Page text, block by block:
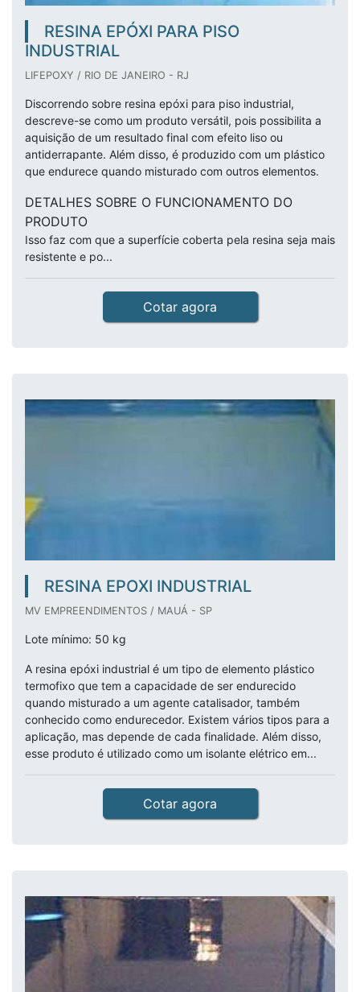
RESINA EPÓXI PARA PISO
INDUSTRIAL
LIFEPOXY / RIO DE JANEIRO - RJ
Discorrendo sobre resina epóxi para piso industrial,
descreve-se como um produto versátil, pois possibilita a
aquisição de um resultado final com efeito liso ou
antiderrapante. Além disso, é produzido com um plástico
que endurece quando misturado com outros elementos.
DETALHES SOBRE O FUNCIONAMENTO DO
PRODUTO
Isso faz com que a superfície coberta pela resina seja mais
resistente e po...
Cotar agora
RESINA EPOXI INDUSTRIAL
MV EMPREENDIMENTOS / MAUÁ - SP
Lote mínimo: 50 kg
A resina epóxi industrial é um tipo de elemento plástico
termofixo que tem a capacidade de ser endurecido
quando misturado a um agente catalisador, também
conhecido como endurecedor. Existem vários tipos para a
aplicação, mas depende de cada finalidade. Além disso,
esse produto é utilizado como um isolante elétrico em...
Cotar agora